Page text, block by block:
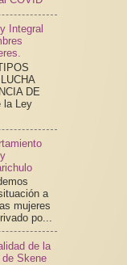
Integral
DE
la Ley
a
mujeres
po...
de la
Skene